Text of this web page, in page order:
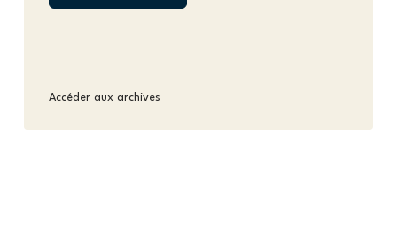
Accéder aux archives